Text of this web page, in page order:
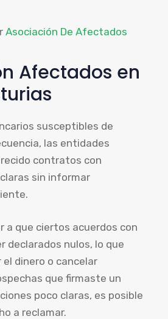
Asociación De Afectados
Afectados en
susceptibles de
las entidades
contratos con
sin informar
a que ciertos acuerdos con
declarados nulos, lo que
dinero o cancelar
que firmaste un
poco claras, es posible
a reclamar.